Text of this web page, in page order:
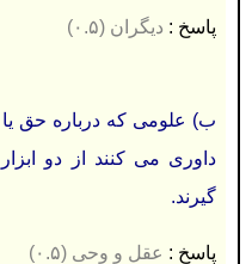
پاسخ : دیگران (۰.۵)
ب) علومی كه درباره حق
داوری می كنند از دو
گيرند.
پاسخ : عقل و وحی (۰.۵)